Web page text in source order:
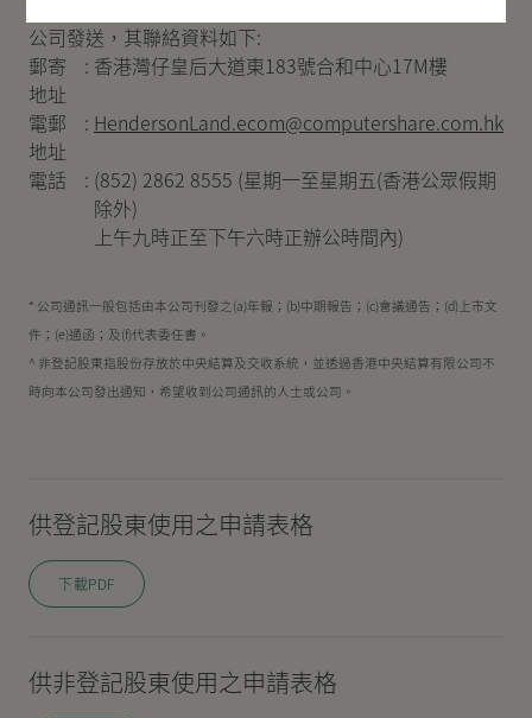
公司發送，其聯絡資料如下:
郵寄
地址
: 香港灣仔皇后大道東183號合和中心17M樓
電郵
地址
: HendersonLand.ecom@computershare.com.hk
電話
: (852) 2862 8555 (星期一至星期五(香港公眾假期
除外)
上午九時正至下午六時正辦公時間內)
* 公司通訊一般包括由本公司刊發之(a)年報；(b)中期報告；(c)會議通告；(d)上市文
件；(e)通函；及(f)代表委任書。
^ 非登記股東指股份存放於中央結算及交收系統，並透過香港中央結算有限公司不
時向本公司發出通知，希望收到公司通訊的人士或公司。
供登記股東使用之申請表格
下載PDF
供非登記股東使用之申請表格